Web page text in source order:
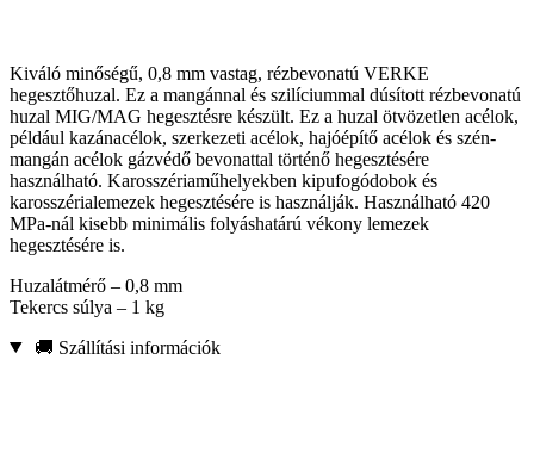
Kiváló minőségű, 0,8 mm vastag, rézbevonatú VERKE
hegesztőhuzal. Ez a mangánnal és szilíciummal dúsított rézbevonatú
huzal MIG/MAG hegesztésre készült. Ez a huzal ötvözetlen acélok,
például kazánacélok, szerkezeti acélok, hajóépítő acélok és szén-
mangán acélok gázvédő bevonattal történő hegesztésére
használható. Karosszériaműhelyekben kipufogódobok és
karosszérialemezek hegesztésére is használják. Használható 420
MPa-nál kisebb minimális folyáshatárú vékony lemezek
hegesztésére is.
Huzalátmérő – 0,8 mm
Tekercs súlya – 1 kg
🚚 Szállítási információk